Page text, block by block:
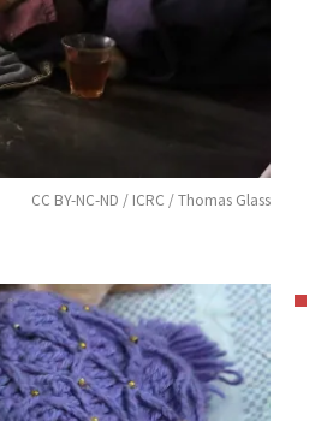
CC BY-NC-ND / ICRC / Thomas Glass